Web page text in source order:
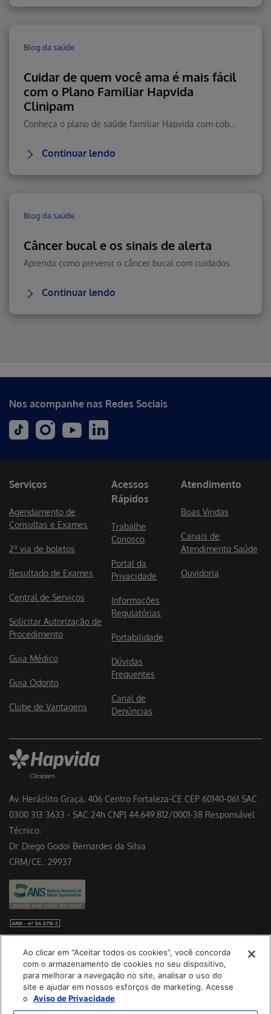
Blog da saúde
Cuidar de quem você ama é mais fácil
com o Plano Familiar Hapvida
Clinipam
Continuar lendo
Blog da saúde
Câncer bucal e os sinais de alerta
Continuar lendo
Nos acompanhe nas Redes Sociais
Av. Heráclito Graça, 406 Centro Fortaleza-CE CEP 60140-061 SAC
0300 313 3633 - SAC 24h CNPJ 44.649.812/0001-38 Responsável
Técnico:
Dr. Diego Godoi Bernardes da Silva
CRM/CE.: 29937
Preferências de cookies
Serviços
Agendamento de
Consultas e Exames
2º via de boletos
Resultado de Exames
Central de Serviços
Solicitar Autorização de
Procedimento
Guia Médico
Guia Odonto
Clube de Vantagens
Acessos
Rápidos
Trabalhe
Conosco
Portal da
Privacidade
Informações
Regulatórias
Portabilidade
Dúvidas
Frequentes
Canal de
Denúncias
Atendimento
Boas Vindas
Canais de
Atendimento Saúde
Ouvidoria
Baixe nosso App
Ao clicar em “Aceitar todos os cookies”, você concorda
com o armazenamento de cookies no seu dispositivo,
para melhorar a navegação no site, analisar o uso do
site e ajudar em nossos esforços de marketing. Acesse
o
Aviso de Privacidade